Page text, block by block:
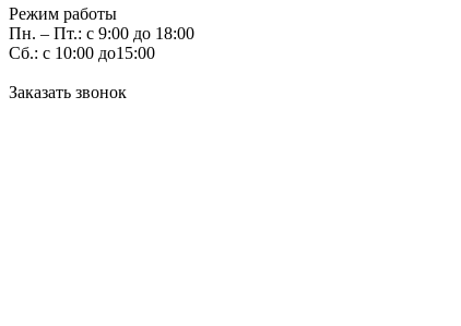
Режим работы
Пн. – Пт.: с 9:00 до 18:00
Сб.: с 10:00 до15:00
Заказать звонок